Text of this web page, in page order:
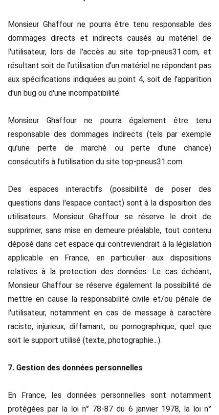
Monsieur Ghaffour ne pourra être tenu responsable des
dommages directs et indirects causés au matériel de
l'utilisateur, lors de l'accès au site top-pneus31.com, et
résultant soit de l'utilisation d'un matériel ne répondant pas
aux spécifications indiquées au point 4, soit de l'apparition
d'un bug ou d'une incompatibilité.
Monsieur Ghaffour ne pourra également être tenu
responsable des dommages indirects (tels par exemple
qu'une perte de marché ou perte d'une chance)
consécutifs à l'utilisation du site top-pneus31.com.
Des espaces interactifs (possibilité de poser des
questions dans l'espace contact) sont à la disposition des
utilisateurs. Monsieur Ghaffour se réserve le droit de
supprimer, sans mise en demeure préalable, tout contenu
déposé dans cet espace qui contreviendrait à la législation
applicable en France, en particulier aux dispositions
relatives à la protection des données. Le cas échéant,
Monsieur Ghaffour se réserve également la possibilité de
mettre en cause la responsabilité civile et/ou pénale de
l'utilisateur, notamment en cas de message à caractère
raciste, injurieux, diffamant, ou pornographique, quel que
soit le support utilisé (texte, photographie...).
7. Gestion des données personnelles
En France, les données personnelles sont notamment
protégées par la loi n° 78-87 du 6 janvier 1978, la loi n°